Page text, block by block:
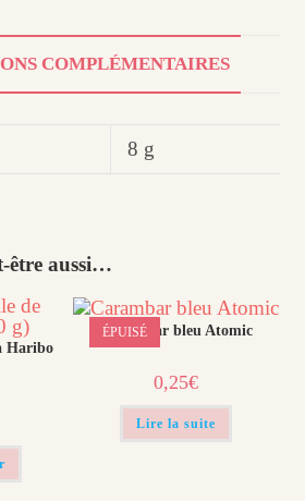
COMPLÉMENTAIRES
8 g
être aussi…
Haribo
:
ÉPUISÉ
Carambar bleu Atomic
0,25€
Lire la suite